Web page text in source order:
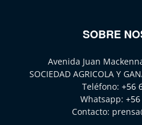
SOBRE
Avenida Juan
SOCIEDAD AGRICOLA Y
Teléfono: +56
Whatsapp:
Contacto: